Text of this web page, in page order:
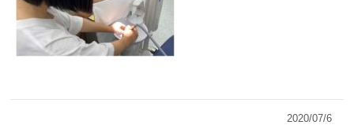
2020/07/6